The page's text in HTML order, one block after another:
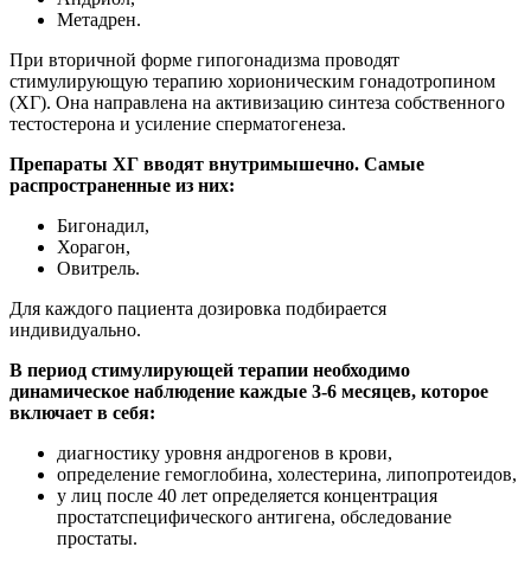
Метадрен.
При вторичной форме гипогонадизма проводят
стимулирующую терапию хорионическим гонадотропином
(ХГ). Она направлена на активизацию синтеза собственного
тестостерона и усиление сперматогенеза.
Препараты ХГ вводят внутримышечно. Самые
распространенные из них:
Бигонадил,
Хорагон,
Овитрель.
Для каждого пациента дозировка подбирается
индивидуально.
В период стимулирующей терапии необходимо
динамическое наблюдение каждые 3-6 месяцев, которое
включает в себя:
диагностику уровня андрогенов в крови,
определение гемоглобина, холестерина, липопротеидов,
у лиц после 40 лет определяется концентрация
простатспецифического антигена, обследование
простаты.